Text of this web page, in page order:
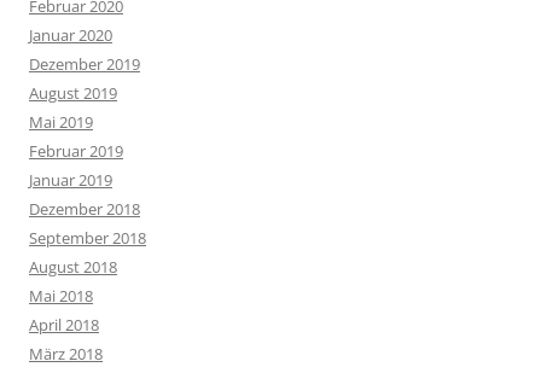
Februar 2020
Januar 2020
Dezember 2019
August 2019
Mai 2019
Februar 2019
Januar 2019
Dezember 2018
September 2018
August 2018
Mai 2018
April 2018
März 2018